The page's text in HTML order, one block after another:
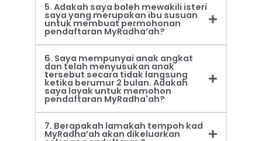
5. Adakah saya boleh mewakili isteri
saya yang merupakan ibu susuan
untuk membuat permohonan
pendaftaran MyRadha’ah?
6. Saya mempunyai anak angkat
dan telah menyusukan anak
tersebut secara tidak langsung
ketika berumur 2 bulan. Adakah
saya layak untuk memohon
pendaftaran MyRadha'ah?
7. Berapakah lamakah tempoh kad
MyRadha’ah akan dikeluarkan